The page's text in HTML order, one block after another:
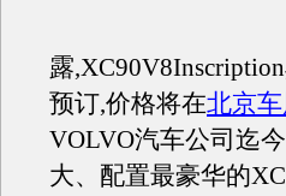
露
预订,价格将在北京
VOLVO汽车公司迄
大、配置最豪华的